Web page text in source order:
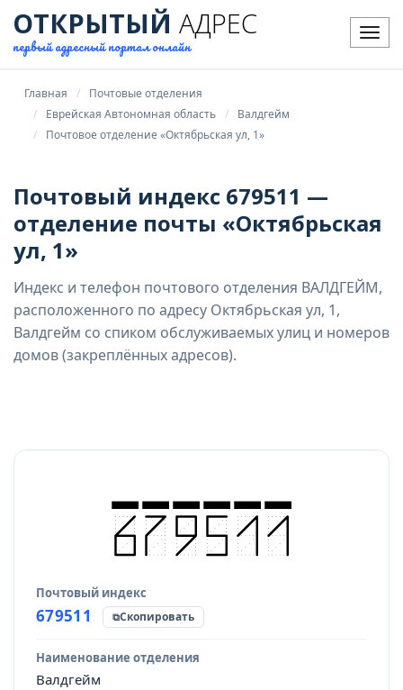
ОТКРЫТЫЙ АДРЕС
первый адресный портал онлайн
Главная
Почтовые отделения
Еврейская Автономная область
Валдгейм
Почтовое отделение «Октябрьская ул, 1»
Почтовый индекс 679511 —
отделение почты «Октябрьская
ул, 1»
Индекс и телефон почтового отделения ВАЛДГЕЙМ,
расположенного по адресу Октябрьская ул, 1,
Валдгейм со спиком обслуживаемых улиц и номеров
домов (закреплённых адресов).
Почтовый индекс
679511 Скопировать
Наименование отделения
Валдгейм
Источник данных